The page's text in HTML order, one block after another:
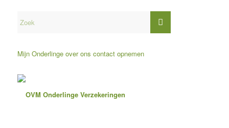
Mijn Onderlinge over ons contact opnemen